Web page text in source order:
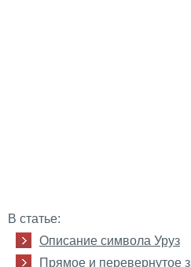
В статье:
Описание символа Уруз
Прямое и перевернутое